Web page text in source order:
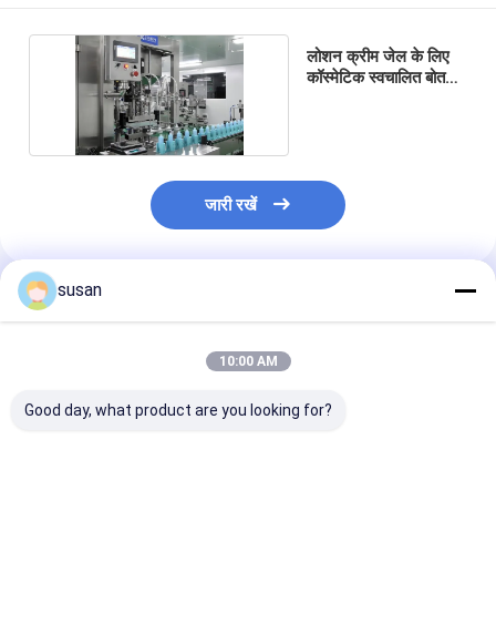
लोशन क्रीम जेल के लिए
कॉस्मेटिक स्वचालित बोतल
जारी रखें
अनुशंसित उत्पाद
susan
10:00 AM
Good day, what product are you looking for?